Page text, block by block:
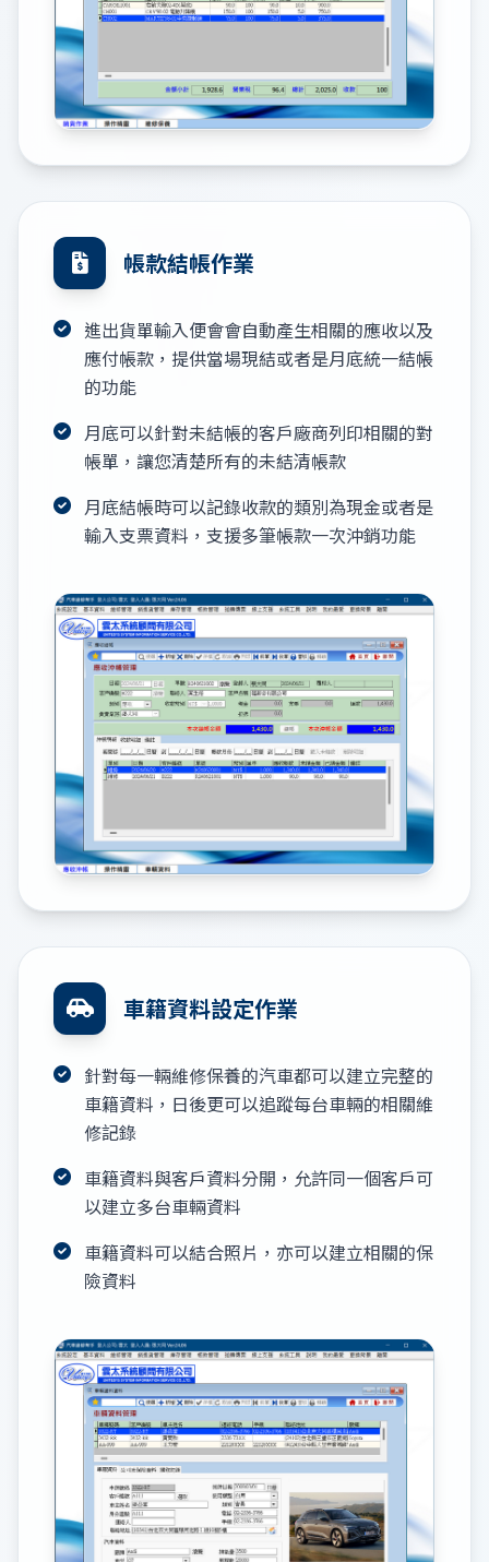
帳款結帳作業
進出貨單輸入便會會自動產生相關的應收以及
應付帳款，提供當場現結或者是月底統一結帳
的功能
月底可以針對未結帳的客戶廠商列印相關的對
帳單，讓您清楚所有的未結清帳款
月底結帳時可以記錄收款的類別為現金或者是
輸入支票資料，支援多筆帳款一次沖銷功能
車籍資料設定作業
針對每一輛維修保養的汽車都可以建立完整的
車籍資料，日後更可以追蹤每台車輛的相關維
修記錄
車籍資料與客戶資料分開，允許同一個客戶可
以建立多台車輛資料
車籍資料可以結合照片，亦可以建立相關的保
險資料